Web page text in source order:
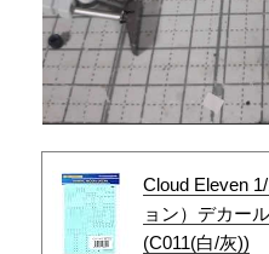
Cloud Eleven
ョン）デカー
(C011(白/灰))